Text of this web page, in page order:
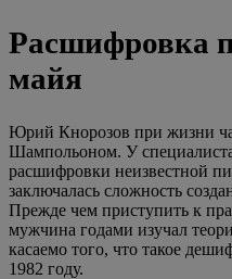
Расшифровка
майя
Юрий Кнорозов при жизни
Шампольоном. У
расшифровки неизвестной
заключалась сложность
Прежде чем приступить к
мужчина годами изучал
касаемо того, что такое
1982 году.